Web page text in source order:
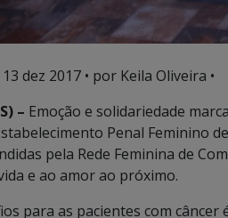
13 dez 2017 • por Keila Oliveira •
– Emoção e solidariedade
Penal Feminino
pela Rede Feminina de
e ao amor ao próximo.
para as pacientes com